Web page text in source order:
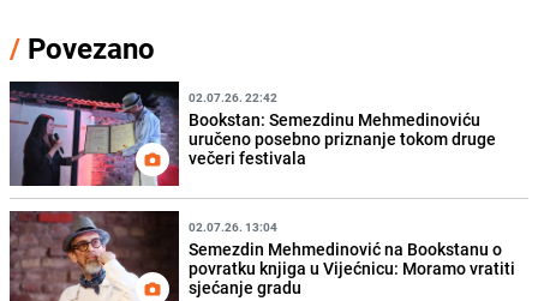
/ Povezano
02.07.26. 22:42
Bookstan: Semezdinu Mehmedinoviću
uručeno posebno priznanje tokom druge
večeri festivala
02.07.26. 13:04
Semezdin Mehmedinović na Bookstanu o
povratku knjiga u Vijećnicu: Moramo vratiti
sjećanje gradu